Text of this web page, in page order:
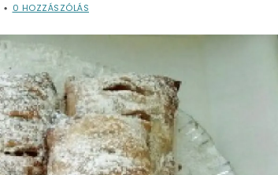
• 0 HOZZÁSZÓLÁS